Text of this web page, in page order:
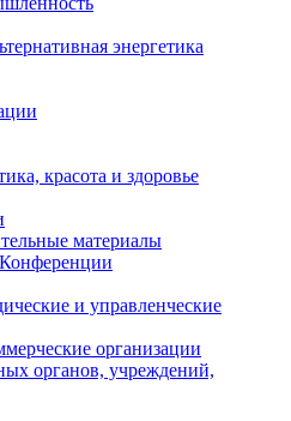
энергетика
красота и здоровье
материалы
и управленческие
организации
органов, учреждений,